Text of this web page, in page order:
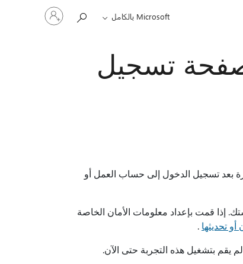
Microsoft بالكامل
تسجيل
الدخول
إلى
صفحة تسجيل
بعد تسجيل الدخول إلى حساب العمل أو
إذا قمت بإعداد معلومات الأمان الخاصة
تحديثها .
يقم بتشغيل هذه التجربة حتى الآن.